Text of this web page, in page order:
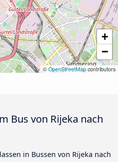
+
−
© OpenStreetMapcontributors
Bus von Rijeka nach
in Bussen von Rijeka nach